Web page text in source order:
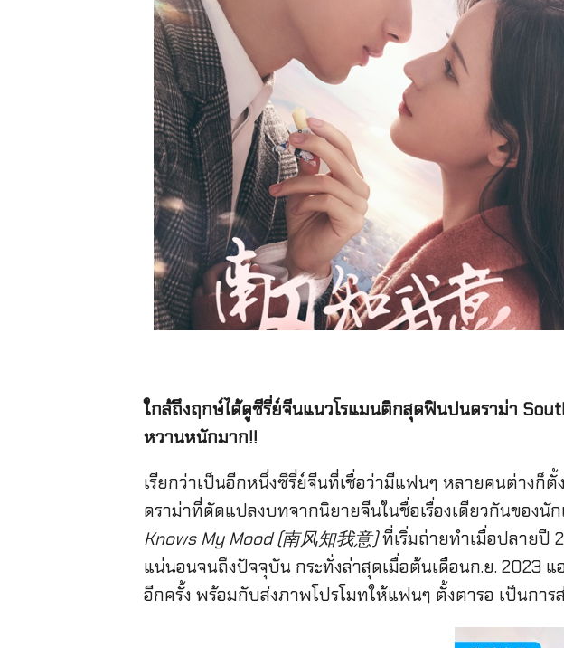
ใกล้ถึงฤกษ์ได้ดูซีรี่ย์จีนแนวโรแมนติกสุดฟินปนดราม่า
หวานหนักมาก!!
เรียกว่าเป็นอีกหนึ่งซีรี่ย์จีนที่เชื่อว่ามีแฟนๆ หลายคนต่าง
ดราม่าที่ดัดแปลงบทจากนิยายจีนในชื่อเรื่องเดียวกันของนั
Knows My Mood (南风知我意)ที่เริ่มถ่ายทำเมื่อปลายปี
แน่นอนจนถึงปัจจุบัน กระทั่งล่าสุดเมื่อต้นเดือนก.ย. 2023
อีกครั้ง พร้อมกับส่งภาพโปรโมทให้แฟนๆ ตั้งตารอ เป็นกา